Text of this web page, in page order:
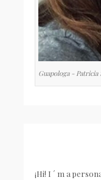
Guapologa - Patricia
¡Hi! I ´ m a